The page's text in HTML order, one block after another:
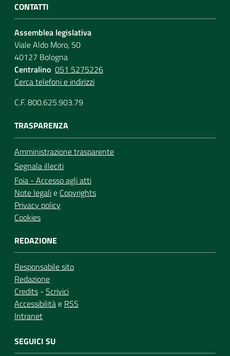
Per i cittadini
CONTATTI
Assemblea legislativa
Viale Aldo Moro, 50
40127 Bologna
Centralino 051 5275226
Cerca telefoni e indirizzi
C.F. 800.625.903.79
TRASPARENZA
Amministrazione trasparente
Segnala illeciti
Foia - Accesso agli atti
Note legalie Copyrights
Privacy policy
Cookies
REDAZIONE
Responsabile sito
Redazione
Credits - Scrivici
Accessibilitàe RSS
Intranet
SEGUICI SU